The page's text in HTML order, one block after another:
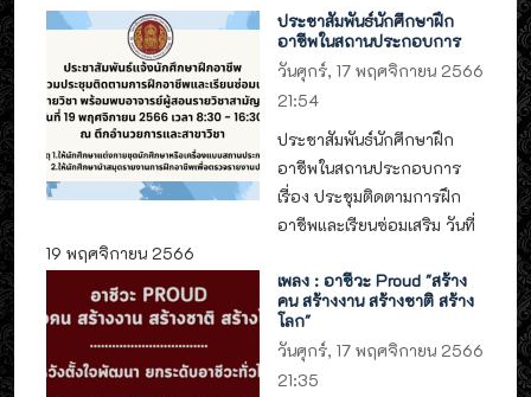
ประชาสัมพันธ์นักศึกษาฝึก
อาชีพในสถานประกอบการ
วันศุกร์, 17 พฤศจิกายน 2566
21:54
ประชาสัมพันธ์นักศึกษาฝึก
อาชีพในสถานประกอบการ
เรื่อง ประชุมติดตามการฝึก
อาชีพและเรียนซ่อมเสริม วันที่
19 พฤศจิกายน 2566
เพลง : อาชีวะ Proud "สร้าง
คน สร้างงาน สร้างชาติ สร้าง
โลก"
วันศุกร์, 17 พฤศจิกายน 2566
21:35